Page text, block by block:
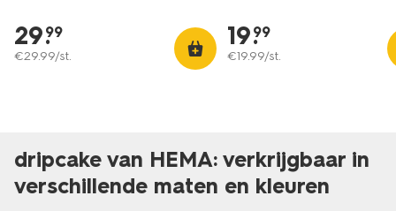
29.
99
€29.99/st.
19.
99
€19.99/st.
dripcake van HEMA: verkrijgbaar in
verschillende maten en kleuren